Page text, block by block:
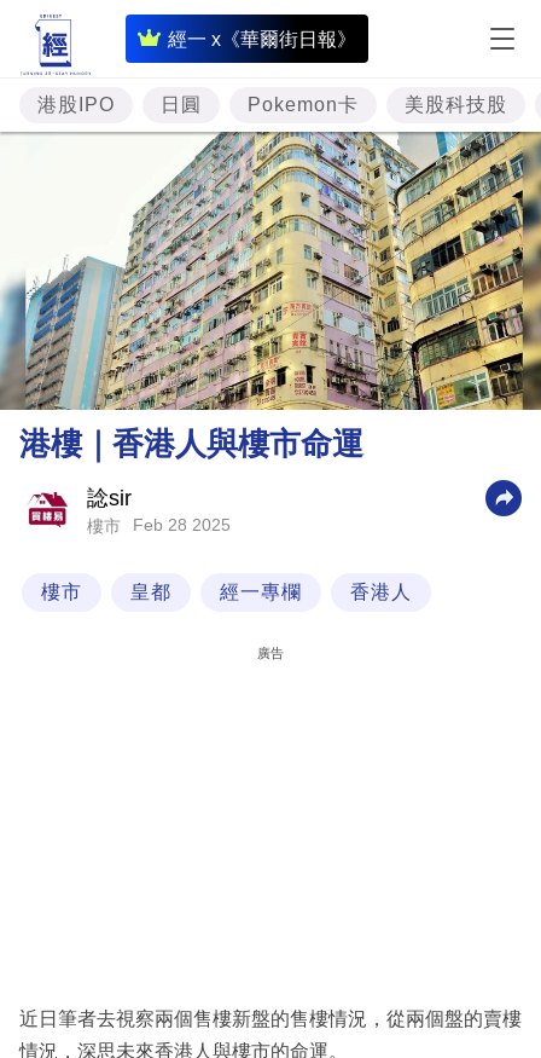
經一 x《華爾街日報》
即
時
財
經
題
投
資
樓
市
理
財
業
技
閱
專
港股IPO 日圓 Pokemon卡 美股科技股
港樓｜香港人與樓市命運
諗sir
樓市 Feb 28 2025
樓市 皇都 經一專欄 香港人
廣告
近日筆者去視察兩個售樓新盤的售樓情況，從兩個盤的賣樓
情況，深思未來香港人與樓市的命運。